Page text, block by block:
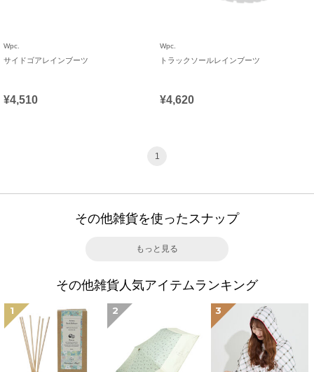
Wpc.
サイドゴアレインブーツ
¥4,510
Wpc.
トラックソールレインブーツ
¥4,620
1
その他雑貨を使ったスナップ
もっと見る
その他雑貨人気アイテムランキング
1 2 3